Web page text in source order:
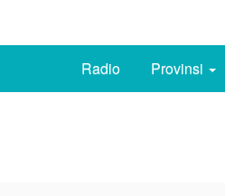
Radio Provinsi